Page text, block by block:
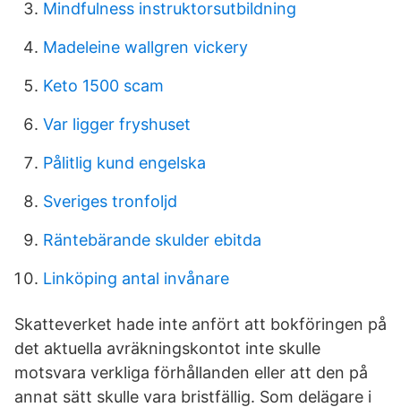
Mindfulness instruktorsutbildning
Madeleine wallgren vickery
Keto 1500 scam
Var ligger fryshuset
Pålitlig kund engelska
Sveriges tronfoljd
Räntebärande skulder ebitda
Linköping antal invånare
Skatteverket hade inte anfört att bokföringen på
det aktuella avräkningskontot inte skulle
motsvara verkliga förhållanden eller att den på
annat sätt skulle vara bristfällig. Som delägare i